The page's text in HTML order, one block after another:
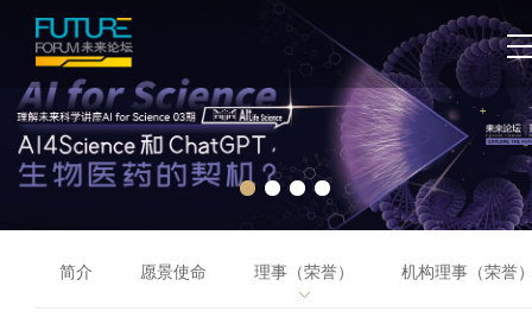
简介 愿景使命 理事（荣誉） 机构理事（荣誉